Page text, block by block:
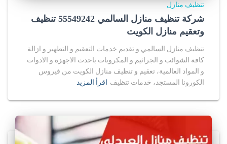
تنظيف منازل
شركة تنظيف منازل السالمي 55549242 تنظيف
وتعقيم منازل الكويت
تنظيف منازل السالمي و تقديم خدمات التعقيم و التطهير و ازالة
كافة الشوائب و الجراثيم و المكروبات باحدث الاجهزة و الادوات
و المواد العالمية، تعقيم و تنظيف منازل الكويت من فيروس
الكورونا المستجد، خدمات تنظيف اقرأ المزيد